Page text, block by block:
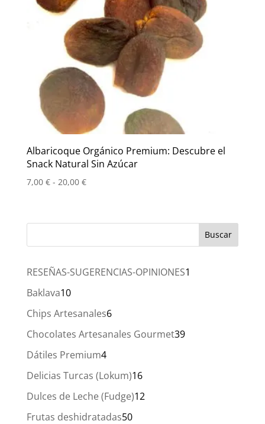
Albaricoque Orgánico Premium: Descubre el
Snack Natural Sin Azúcar
7,00 € - 20,00 €Rango
desde
hasta
RESEÑAS-SUGERENCIAS-OPINIONES1
Baklava1010
productos
Chips Artesanales66
productos
Chocolates Artesanales Gourmet3939
Dátiles Premium44
productos
Delicias Turcas (Lokum)1616
productos
Dulces de Leche (Fudge)1212
Frutas deshidratadas5050